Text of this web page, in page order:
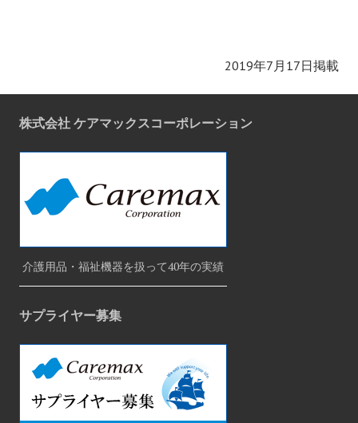
2019年7月17日掲載
株式会社 ケアマックスコーポレーション
介護用品・福祉機器を扱って40年の実績
サプライヤー募集